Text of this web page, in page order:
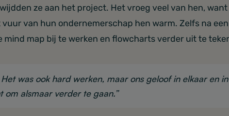
ze aan het project. Het vroeg veel van hen,
van hun ondernemerschap hen warm. Zelfs na
map bij te werken en flowcharts verder uit te
was ook hard werken, maar ons geloof in elkaar en
om alsmaar verder te gaan.”